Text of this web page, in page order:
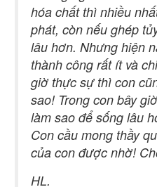
hóa chất thì nhiều
phát, còn nếu ghép
lâu hơn. Nhưng hiện
thành công rất ít và
giờ thực sự thì con
sao! Trong con bây
làm sao để sống lâu
Con cầu mong thầy
của con được nhờ!
HL.